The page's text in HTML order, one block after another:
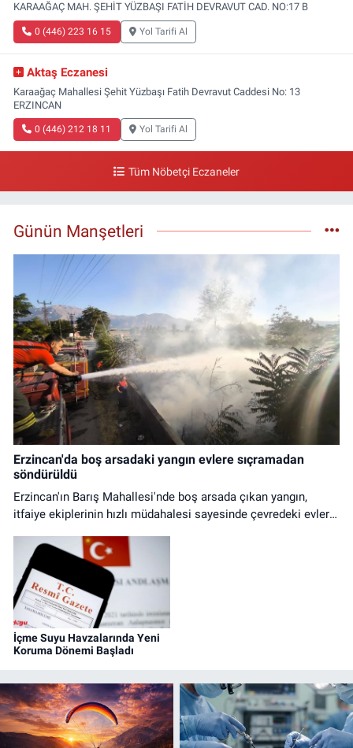
KARAAĞAÇ MAH. ŞEHİT YÜZBAŞI FATİH DEVRAVUT CAD. NO:17 B
0 (446) 223 16 15 Yol Tarifi Al
Aktaş Eczanesi
Karaağaç Mahallesi Şehit Yüzbaşı Fatih Devravut Caddesi No: 13
ERZINCAN
0 (446) 212 18 11 Yol Tarifi Al
Tüm Nöbetçi Eczaneler
Günün Manşetleri
Erzincan'da boş arsadaki yangın evlere sıçramadan
söndürüldü
Erzincan'ın Barış Mahallesi'nde boş arsada çıkan yangın,
itfaiye ekiplerinin hızlı müdahalesi sayesinde çevredeki evlere
İçme Suyu Havzalarında Yeni
Koruma Dönemi Başladı